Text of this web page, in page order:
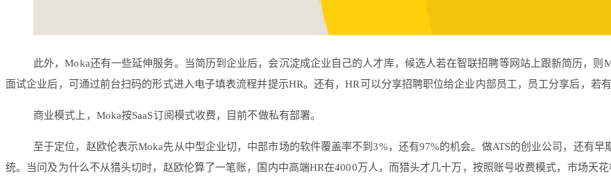
此外，Moka还有一些延伸服务。当简历到企业后，会沉淀成企业自己的人才库，候选人若在智联招聘等网站上跟新简历，
面试企业后，可通过前台扫码的形式进入电子填表流程并提示HR。还有，HR可以分享招聘职位给企业内部员工，员工分享后，若
商业模式上，Moka按SaaS订阅模式收费，目前不做私有部署。
至于定位，赵欧伦表示Moka先从中型企业切，中部市场的软件覆盖率不到3%，还有97%的机会。做ATS的创业公司，还有
统。当问及为什么不从猎头切时，赵欧伦算了一笔账，国内中高端HR在4000万人，而猎头才几十万，按照账号收费模式，市场天